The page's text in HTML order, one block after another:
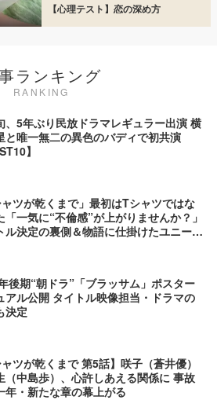
【心理テスト】恋の深め方
ランキング
RANKING
、5年ぶり民放ドラマレギュラー出演 横
と唯一無二の異色のバディで初共演
】
ャツが乾くまで」最初はTシャツではな
「一気に“不倫感”が上がりませんか？」
ル決定の裏側＆物語に仕掛けたユニーク
後期“朝ドラ”「ブラッサム」ポスター
アル公開 タイトル映像担当・ドラマの
決定
乾くまで 第5話】咲子（蒼井優）
（中島歩）、心許しあえる関係に 事故
年・新たな章の幕上がる